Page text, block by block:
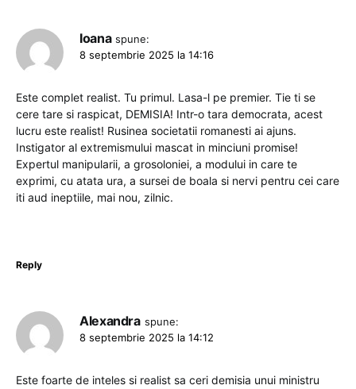
Ioana spune:
8 septembrie 2025 la 14:16
Este complet realist. Tu primul. Lasa-l pe premier. Tie ti se
cere tare si raspicat, DEMISIA! Intr-o tara democrata, acest
lucru este realist! Rusinea societatii romanesti ai ajuns.
Instigator al extremismului mascat in minciuni promise!
Expertul manipularii, a grosoloniei, a modului in care te
exprimi, cu atata ura, a sursei de boala si nervi pentru cei care
iti aud ineptiile, mai nou, zilnic.
Reply
Alexandra spune:
8 septembrie 2025 la 14:12
Este foarte de inteles si realist sa ceri demisia unui ministru